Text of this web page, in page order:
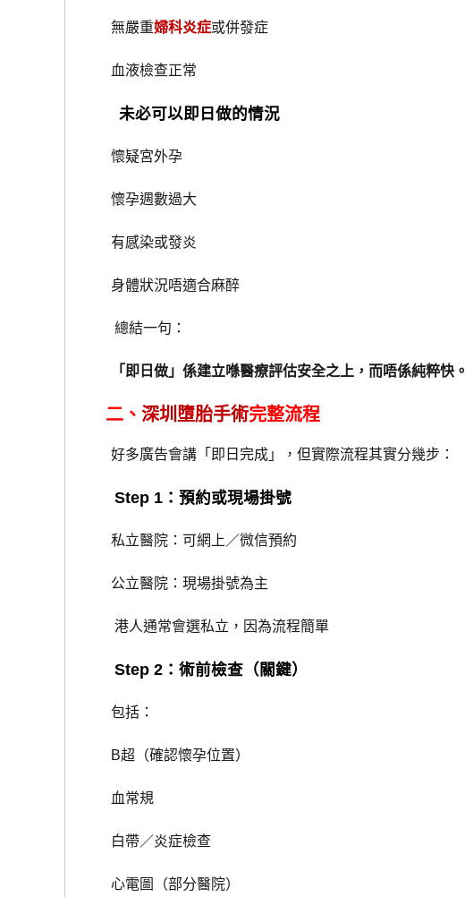
無嚴重婦科炎症或併發症
血液檢查正常
未必可以即日做的情況
懷疑宮外孕
懷孕週數過大
有感染或發炎
身體狀況唔適合麻醉
總結一句：
「即日做」係建立喺醫療評估安全之上，而唔係純粹快。
二、深圳墮胎手術完整流程
好多廣告會講「即日完成」，但實際流程其實分幾步：
Step 1：預約或現場掛號
私立醫院：可網上／微信預約
公立醫院：現場掛號為主
港人通常會選私立，因為流程簡單
Step 2：術前檢查（關鍵）
包括：
B超（確認懷孕位置）
血常規
白帶／炎症檢查
心電圖（部分醫院）